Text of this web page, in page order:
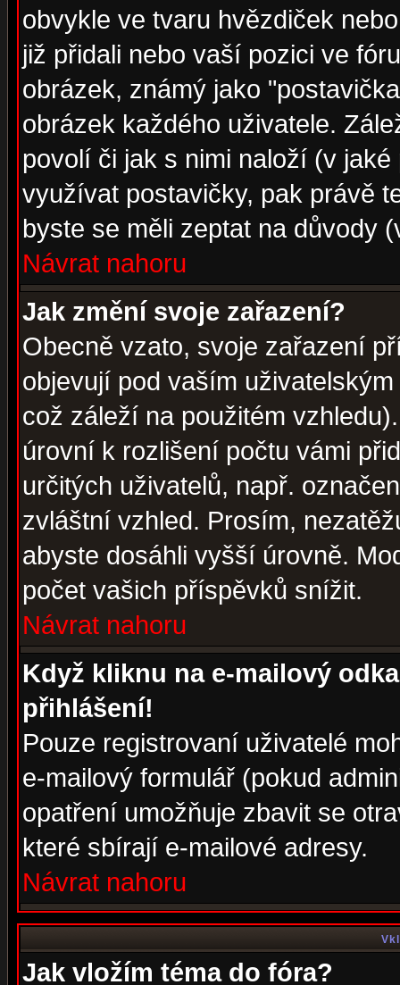
obvykle ve tvaru hvězdiček
již přidali nebo vaší pozici ve
obrázek, známý jako
obrázek každého uživatele.
povolí či jak s nimi naloží (v
využívat postavičky, pak právě
byste se měli zeptat na důvody
Návrat nahoru
Jak změní svoje zařazení?
Obecně vzato, svoje zařazení
objevují pod vaším
což záleží na použitém
úrovní k rozlišení počtu vámi
určitých uživatelů, např.
zvláštní vzhled. Prosím,
abyste dosáhli vyšší úrovně.
počet vašich příspěvků snížit.
Návrat nahoru
Když kliknu na e-mailový
přihlášení!
Pouze registrovaní uživatelé
e-mailový formulář (pokud
opatření umožňuje zbavit se
které sbírají e-mailové adresy.
Návrat nahoru
Jak vložím téma do fóra?